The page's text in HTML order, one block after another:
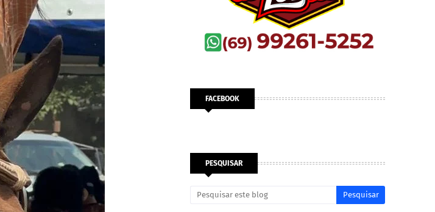
FACEBOOK
PESQUISAR